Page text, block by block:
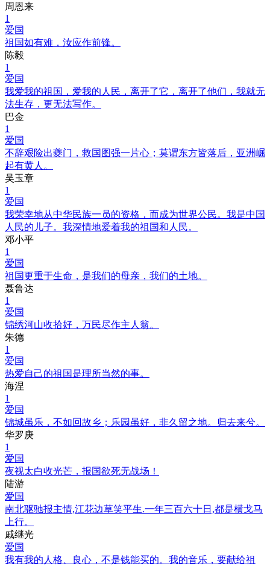
周恩来
1
爱国
祖国如有难，汝应作前锋。
陈毅
1
爱国
我爱我的祖国，爱我的人民，离开了它，离开了他们，我就无
法生存，更无法写作。
巴金
1
爱国
不辞艰险出夔门，救国图强一片心；莫谓东方皆落后，亚洲崛
起有黄人。
吴玉章
1
爱国
我荣幸地从中华民族一员的资格，而成为世界公民。我是中国
人民的儿子。我深情地爱着我的祖国和人民。
邓小平
1
爱国
祖国更重于生命，是我们的母亲，我们的土地。
聂鲁达
1
爱国
锦绣河山收拾好，万民尽作主人翁。
朱德
1
爱国
热爱自己的祖国是理所当然的事。
海涅
1
爱国
锦城虽乐，不如回故乡；乐园虽好，非久留之地。归去来兮。
华罗庚
1
爱国
夜视太白收光芒，报国欲死无战场！
陆游
爱国
南北驱驰报主情,江花边草笑平生.一年三百六十日,都是横戈马
上行。
戚继光
爱国
我有我的人格、良心，不是钱能买的。我的音乐，要献给祖